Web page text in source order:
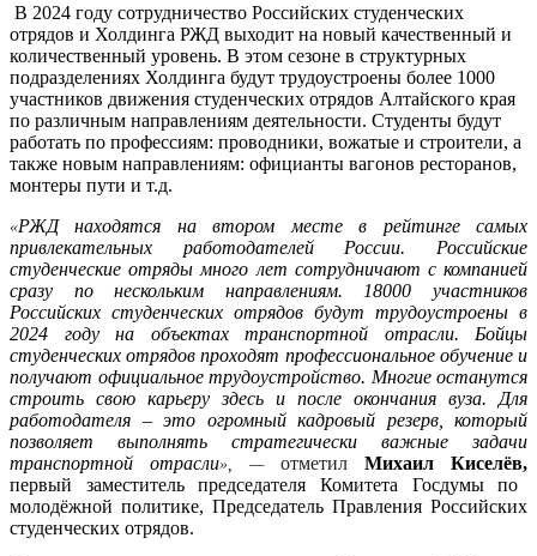
В 2024 году сотрудничество Российских студенческих
отрядов и Холдинга РЖД выходит на новый качественный и
количественный уровень. В этом сезоне в структурных
подразделениях Холдинга будут трудоустроены более 1000
участников движения студенческих отрядов Алтайского края
по различным направлениям деятельности. Студенты будут
работать по профессиям: проводники, вожатые и строители, а
также новым направлениям: официанты вагонов ресторанов,
монтеры пути и т.д.
«‎РЖД находятся на втором месте в рейтинге самых
привлекательных работодателей России. Российские
студенческие отряды много лет сотрудничают с компанией
сразу по нескольким направлениям. 18000 участников
Российских студенческих отрядов будут трудоустроены в
2024 году на объектах транспортной отрасли. Бойцы
студенческих отрядов проходят профессиональное обучение и
получают официальное трудоустройство. Многие останутся
строить свою карьеру здесь и после окончания вуза. Для
работодателя – это огромный кадровый резерв, который
позволяет выполнять стратегически важные задачи
транспортной отрасли»‎ — отметил
Михаил Киселёв,
первый заместитель председателя Комитета Госдумы по
молодёжной политике, Председатель Правления Российских
студенческих отрядов.